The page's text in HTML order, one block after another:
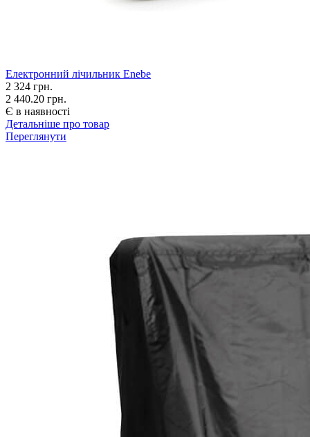
Електронний лічильник Enebe
2 324 грн.
2 440.20 грн.
Є в наявності
Детальніше про товар
Переглянути